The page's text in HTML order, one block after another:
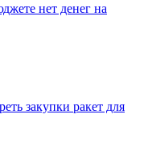
нет денег на
закупки ракет для